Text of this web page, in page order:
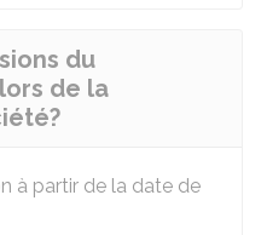
du
de la
à partir de la date de